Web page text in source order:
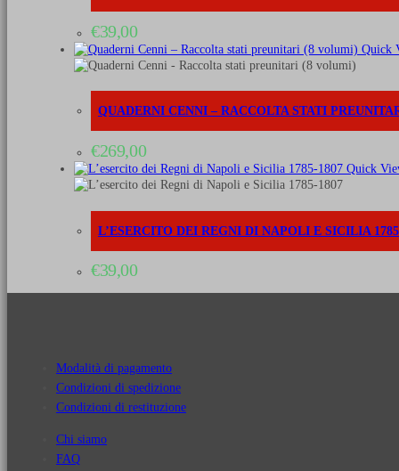
€39,00
Quick
QUADERNI CENNI – RACCOLTA STATI
€269,00
Quick
L’ESERCITO DEI REGNI DI NAPOLI E SICILIA
€39,00
Modalità di pagamento
Condizioni di spedizione
Condizioni di restituzione
Chi siamo
FAQ